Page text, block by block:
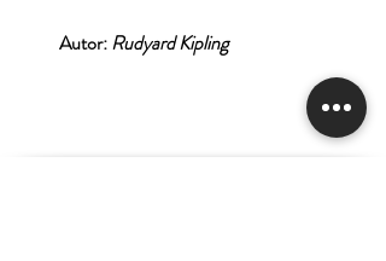
Autor:Rudyard Kipling